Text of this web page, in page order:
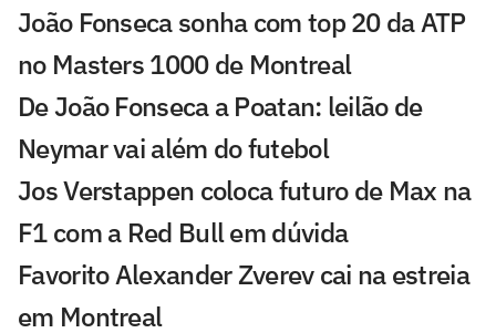
João Fonseca sonha com top 20 da ATP
no Masters 1000 de Montreal
De João Fonseca a Poatan: leilão de
Neymar vai além do futebol
Jos Verstappen coloca futuro de Max na
F1 com a Red Bull em dúvida
Favorito Alexander Zverev cai na estreia
em Montreal